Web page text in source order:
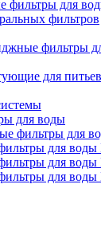
фильтры для
фильтров
фильтры
для
для воды
фильтры для
для
для воды
для